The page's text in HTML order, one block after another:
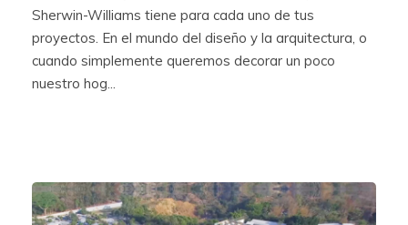
Sherwin-Williams tiene para cada uno de tus
proyectos. En el mundo del diseño y la arquitectura, o
cuando simplemente queremos decorar un poco
nuestro hog...